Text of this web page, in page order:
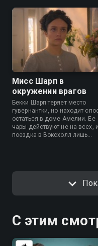
Мисс Шарп в
окружении врагов
Бекки Шарп теряет место
гувернантки, но находит
остаться в доме Амелии. Ее
чары действуют не на всех, и
поездка в Воксхолл лишь
горизонты уже близко.
С этим